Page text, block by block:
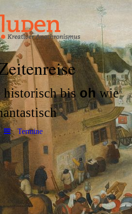
bisohwie
Termine